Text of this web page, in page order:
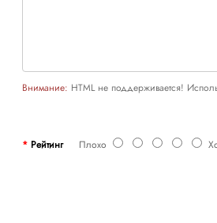
Внимание: HTML не поддерживается!
РейтингПлохо